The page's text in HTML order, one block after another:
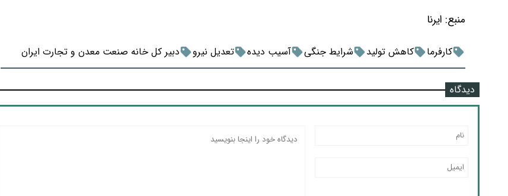
منبع: ایرنا
کارفرما کاهش تولید شرایط جنگی آسیب دیده تعدیل نیرو دبیر کل خانه صنعت معدن و تجارت ایران
دیدگاه